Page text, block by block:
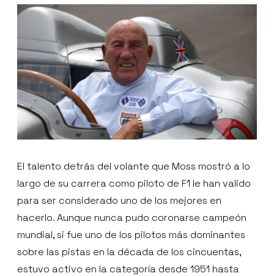
El talento detrás del volante que Moss mostró a lo
largo de su carrera como piloto de F1 le han valido
para ser considerado uno de los mejores en
hacerlo. Aunque nunca pudo coronarse campeón
mundial, si fue uno de los pilotos más dominantes
sobre las pistas en la década de los cincuentas,
estuvo activo en la categoría desde 1951 hasta